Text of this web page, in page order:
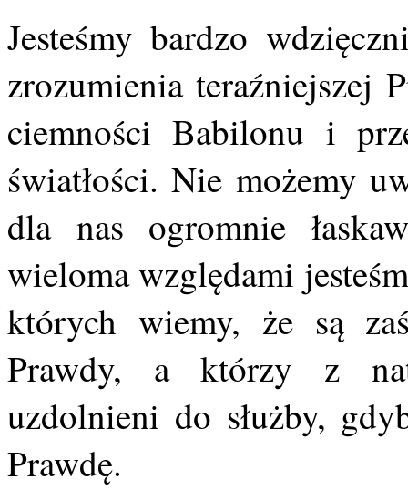
Jesteśmy bardzo
zrozumienia teraźniejszej
ciemności Babilonu i
światłości. Nie możemy
dla nas ogromnie
wieloma względami
których wiemy, że są
Prawdy, a którzy z
uzdolnieni do służby,
Prawdę.